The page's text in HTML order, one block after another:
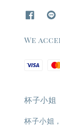
We
杯子小姐
杯子小姐